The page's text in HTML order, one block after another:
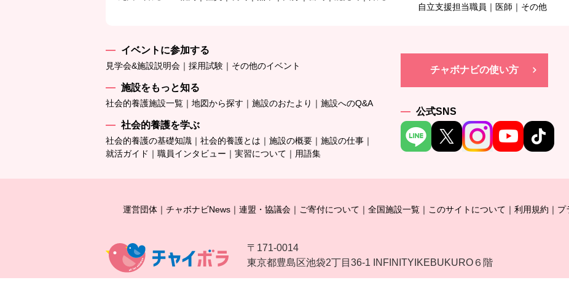
自立支援担当職員
医師 その他
イベントに参加する
見学会&施設説明会 採用試験 その他のイベント
施設をもっと知る
社会的養護施設一覧 地図から探す 施設のおたより 施設へのQ&A
社会的養護を学ぶ
社会的養護の基礎知識 社会的養護とは 施設の概要
施設の仕事
就活ガイド
職員インタビュー 実習について 用語集
チャボナビの使い方
公式SNS
運営団体 チャボナビNews 連盟・協議会 ご寄付について 全国施設一覧 このサイトについて 利用規約 プ
〒171-0014
東京都豊島区池袋2丁目36-1 INFINITYIKEBUKURO６階